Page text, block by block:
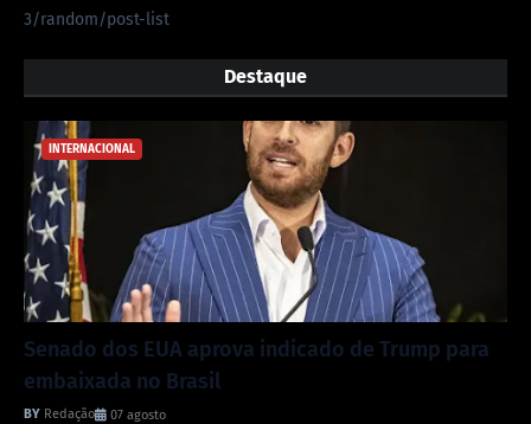
3/random/post-list
Destaque
INTERNACIONAL
Senado dos EUA aprova indicado de Trump para
embaixada no Brasil
Redação 07 agosto